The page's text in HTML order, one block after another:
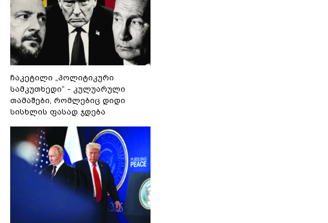
ჩაკეტილი „პოლიტიკური
სამკუთხედი“ - კულუარული
თამაშები, რომლებიც დიდი
სისხლის ფასად ჯდება